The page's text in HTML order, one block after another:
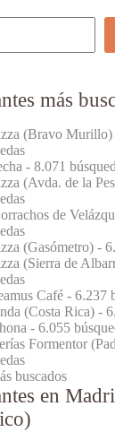
más
(Bravo Murillo)
- 8.071
(Avda. de la
de
(Gasómetro)-
(Sierra de
Café- 6.237
(Costa Rica)-
- 6.055
Formentor
buscados
en